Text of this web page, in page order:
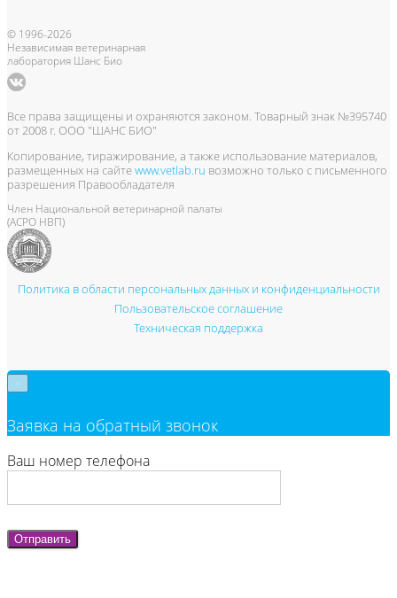
© 1996-2026
Независимая ветеринарная
лаборатория Шанс Био
Все права защищены и охраняются законом. Товарный знак №395740
от 2008 г. ООО "ШАНС БИО"
Копирование, тиражирование, а также использование материалов,
размещенных на сайтеwww.vetlab.ru возможно только с письменного
разрешения Правообладателя
Член Национальной ветеринарной палаты
(АСРО НВП)
Политика в области персональных данных и конфиденциальности
Пользовательское соглашение
Техническая поддержка
Заявка на обратный звонок
Ваш номер телефона
Отправить